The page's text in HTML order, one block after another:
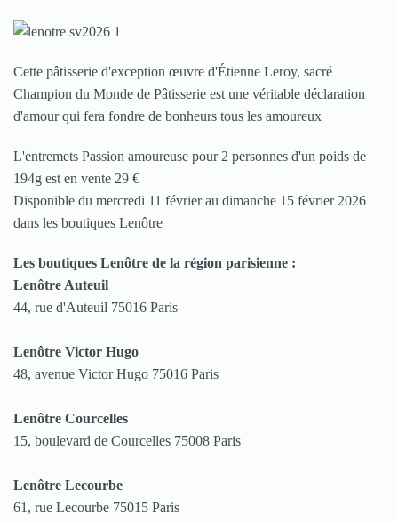
Cette pâtisserie d'exception œuvre d'Étienne Leroy, sacré
Champion du Monde de Pâtisserie est une véritable déclaration
d'amour qui fera fondre de bonheurs tous les amoureux
L'entremets Passion amoureuse pour 2 personnes d'un poids de
194g est en vente 29 €
Disponible du mercredi 11 février au dimanche 15 février 2026
dans les boutiques Lenôtre
Les boutiques Lenôtre de la région parisienne :
Lenôtre Auteuil
44, rue d'Auteuil 75016 Paris
Lenôtre Victor Hugo
48, avenue Victor Hugo 75016 Paris
Lenôtre Courcelles
15, boulevard de Courcelles 75008 Paris
Lenôtre Lecourbe
61, rue Lecourbe 75015 Paris